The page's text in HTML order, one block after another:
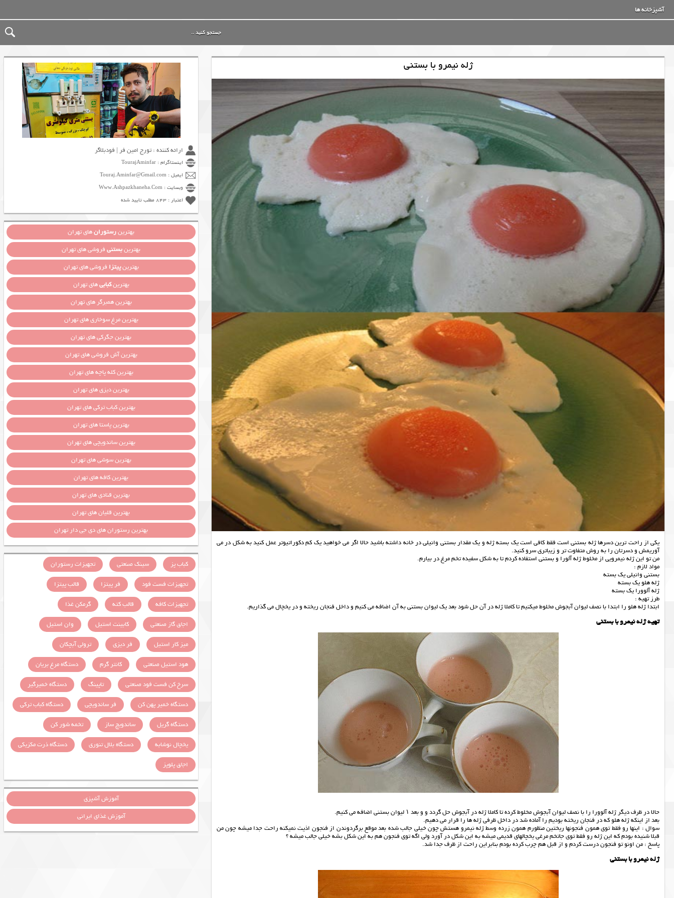
آشپزخانه ها
ژله نیمرو با بستنی
یکی از راحت ترین دسرها ژله بستنی است فقط کافی است یک بسته ژله و یک مقدار بستنی وانیلی در خانه داشته باشید حالا اگر می خواهید یک کم دکوراتیوتر عمل کنید به شکل در می
آوریمش و دسرتان را به روش متفاوت تر و زیباتری سرو کنید.
من تو این ژله نیمرویی از مخلوط ژله آلورا و بستنی استفاده کردم تا به شکل سفیده تخم مرغ در بیارم.
مواد لازم :
بستنی وانیلی یک بسته
ژله هلو یک بسته
ژله آلوورا یک بسته
طرز تهیه :
ابتدا ژله هلو را ابتدا با نصف لیوان آبجوش مخلوط میکنیم تا کاملا ژله در آن حل شود بعد یک لیوان بستنی به آن اضافه می کنیم و داخل فنجان ریخته و در یخچال می گذاریم.
تهیه ژله نیمرو با بستنی
حالا در ظرف دیگر ژله آلوورا را با نصف لیوان آبجوش مخلوط کرده تا کاملا ژله در آبجوش حل گردد و و بعد ۱ لیوان بستنی اضافه می کنیم.
بعد از اینکه ژله هلو که در فنجان ریخته بودیم را آماده شد در داخل ظرفی ژله ها را قرار می دهیم.
سوال : اينها رو فقط توي همون فنجونها ريختين منظورم همون زرده وسط ژله نيمرو هستش چون خيلي جالب شده بعد موقع برگردوندن از فنجون اذيت نميكنه راحت جدا ميشه چون من
قبلا شنيده بودم كه اين ژله رو فقط توي جاتخم مرغي يخچالهاي قديمي ميشه به اين شكل در آورد ولي اگه توي فنجون هم به اين شكل بشه خيلي جالب ميشه ؟
پاسخ : من اونو تو فنجون درست کردم و از قبل هم چرب کرده بودم بنابراین راحت از ظرف جدا شد.
ژله نیمرو با بستنی
ارائه کننده : تورج امین فر | فودبلاگر
اینستاگرام : TourajAminfar
ایمیل : Touraj.Aminfar@Gmail.com
وبسایت : Www.Ashpazkhaneha.Com
اعتبار : 843 مطلب تایید شده
بهترینرستورانهای تهران
بهترینبستنیفروشی های تهران
بهترینپیتزا فروشی های تهران
بهترینکبابیهای تهران
بهترین همبرگر های تهران
بهترین مرغ سوخاری های تهران
بهترین جگرکی های تهران
بهترین آش فروشی های تهران
بهترین کله پاچه های تهران
بهترین دیزی های تهران
بهترین کباب ترکی های تهران
بهترین پاستا های تهران
بهترین ساندویچی های تهران
بهترین سوشی های تهران
بهترین کافه های تهران
بهترین قنادی های تهران
بهترین قلیان های تهران
بهترین رستوران های دی جی دار تهران
کباب پز سینک صنعتی
تجهیزات رستوران
تجهیزات فست فود
فر پیتزا
قالب پیتزا
تجهیزات کافه
قالب کته
گرمکن غذا
اجاق گاز صنعتی
کابینت استیل
وان استیل
میز کار استیل
فر دیزی
ترولی آبچکان
هود استیل صنعتی
کانتر گرم
دستگاه مرغ بریان
سرخ کن فست فود صنعتی
تاپینگ
دستگاه خمیرگیر
دستگاه خمیر پهن کن
فر ساندویچی
دستگاه کباب ترکی
دستگاه گریل
ساندویچ ساز
تخمه شور کن
یخچال نوشابه
دستگاه بلال تنوری
دستگاه ذرت مکزیکی
اجاق پلوپز
آموزش آشپزی
آموزش غذای ایرانی